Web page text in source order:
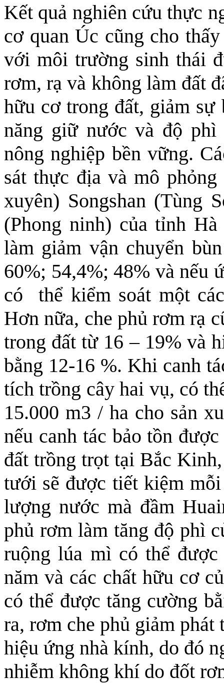
Kết quả nghiên cứu thực
cơ quan Úc cũng cho
với môi trường sinh thái
rơm, rạ và không làm đất
hữu cơ trong đất, giảm
năng giữ nước và độ
nông nghiệp bền vững.
sát thực địa và mô
xuyên) Songshan (Tùng
(Phong ninh) của tỉnh
làm giảm vận chuyển
60%; 54,4%; 48% và nếu
có thể kiểm soát một
Hơn nữa, che phủ rơm rạ
trong đất từ 16 – 19% và
bằng 12-16 %. Khi canh
tích trồng cây hai vụ, có
15.000 m3 / ha cho sản
nếu canh tác bảo tồn
đất trồng trọt tại Bắc
tưới sẽ được tiết kiệm
lượng nước mà đầm
phủ rơm làm tăng độ phì
ruộng lúa mì có thể
năm và các chất hữu cơ
có thể được tăng cường
ra, rơm che phủ giảm
hiệu ứng nhà kính, do đó
nhiễm không khí do đốt